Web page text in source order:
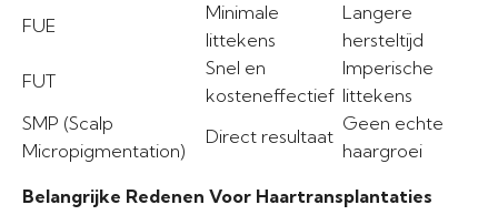
FUE
Minimale
littekens
Langere
hersteltijd
FUT
Snel en
kosteneffectief
Imperische
littekens
SMP (Scalp
Micropigmentation)
Direct resultaat
Geen echte
haargroei
Belangrijke Redenen Voor Haartransplantaties